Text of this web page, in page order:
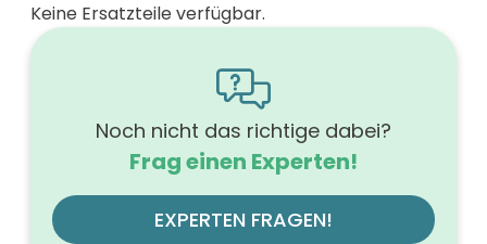
Keine Ersatzteile verfügbar.
Noch nicht das richtige dabei?
Frag einen Experten!
EXPERTEN FRAGEN!